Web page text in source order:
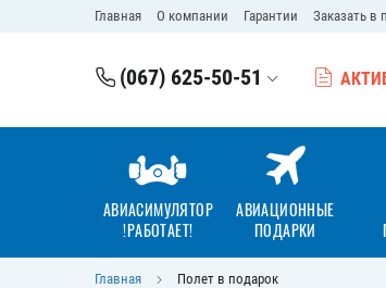
Главная О компании Гарантии Заказать в
(067) 625-50-51
АВИАСИМУЛЯТОР
!РАБОТАЕТ!
АВИАЦИОННЫЕ
ПОДАРКИ
Главная Полет в подарок